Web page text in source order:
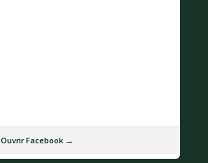
Ouvrir Facebook →